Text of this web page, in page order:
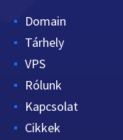
Domain
Tárhely
VPS
Rólunk
Kapcsolat
Cikkek